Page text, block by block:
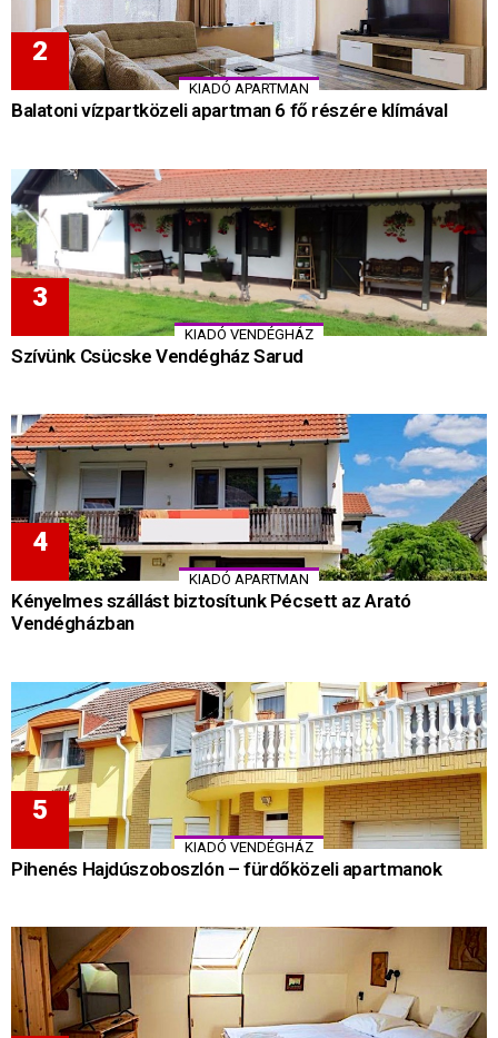
KIADÓ APARTMAN
Balatoni vízpartközeli apartman 6 fő részére klímával
KIADÓ VENDÉGHÁZ
Szívünk Csücske Vendégház Sarud
KIADÓ APARTMAN
Kényelmes szállást biztosítunk Pécsett az Arató
Vendégházban
KIADÓ VENDÉGHÁZ
Pihenés Hajdúszoboszlón – fürdőközeli apartmanok